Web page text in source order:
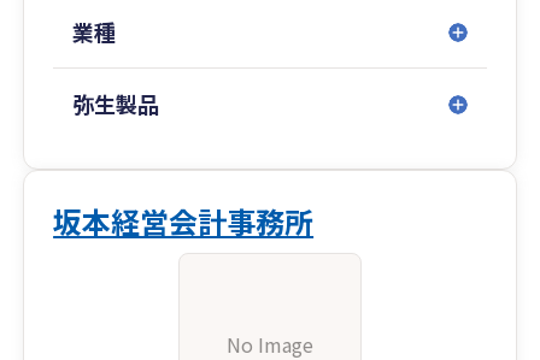
業種
弥生製品
坂本経営会計事務所
No Image